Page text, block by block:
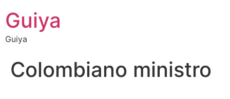
Guiya
Guiya
Colombiano ministro